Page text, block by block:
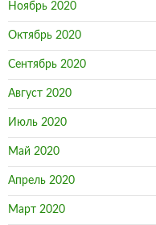
Ноябрь 2020
Октябрь 2020
Сентябрь 2020
Август 2020
Июль 2020
Май 2020
Апрель 2020
Март 2020